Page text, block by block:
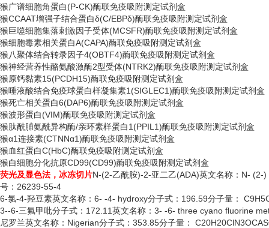
猴广谱细胞角蛋白(P-CK)酶联免疫吸附测定试剂盒
猴CCAAT增强子结合蛋白δ(C/EBPδ)酶联免疫吸附测定试剂盒
猴巨噬细胞集落刺激因子受体(MCSFR)酶联免疫吸附测定试剂盒
猴细胞毒素相关蛋白A(CAPA)酶联免疫吸附测定试剂盒
猴八聚体结合转录因子4(OBTF4)酶联免疫吸附测定试剂盒
猴神经营养性酪氨酸激酶2型受体(NTRK2)酶联免疫吸附测定试剂盒
猴原钙黏素15(PCDH15)酶联免疫吸附测定试剂盒
猴唾液酸结合免疫球蛋白样凝集素1(SIGLEC1)酶联免疫吸附测定试剂盒
猴死亡相关蛋白6(DAP6)酶联免疫吸附测定试剂盒
猴波形蛋白(VIM)酶联免疫吸附测定试剂盒
猴肽酰脯氨酰异构酶/亲环素样蛋白1(PPIL1)酶联免疫吸附测定试剂盒
猴α1连接素(CTNNα1)酶联免疫吸附测定试剂盒
猴血红蛋白C(HbC)酶联免疫吸附测定试剂盒
猴白细胞分化抗原CD99(CD99)酶联免疫吸附测定试剂盒
荧光及显色法，冰冻切片N-(2-乙酰胺)-2-亚二乙(ADA)英文名称：N-
号：26239-55-4
6-氯-4-羟豆素英文名称：6- -4- hydroxy分子式：196.59分子量：
3--6-三氟甲吡分子式：172.11英文名称：3- -6- three cyano fluorine
尼罗兰英文名称： Nigerian分子式：353.85分子量：